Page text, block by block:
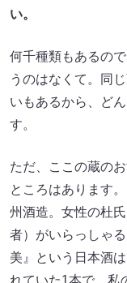
い。
何千種類もあるの
うのはなくて。同
いもあるから、ど
す。
ただ、ここの蔵の
ところはあります
州酒造。女性の杜
者）がいらっしゃ
美』という日本酒